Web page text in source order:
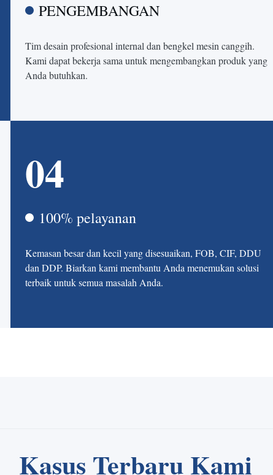
PENGEMBANGAN
Tim desain profesional internal dan bengkel mesin canggih.
Kami dapat bekerja sama untuk mengembangkan produk yang
Anda butuhkan.
04
100% pelayanan
Kemasan besar dan kecil yang disesuaikan, FOB, CIF, DDU
dan DDP. Biarkan kami membantu Anda menemukan solusi
terbaik untuk semua masalah Anda.
Kasus Terbaru Kami